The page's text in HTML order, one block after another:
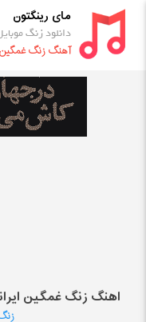
مای رینگتون
دانلود زنگ
آهنگ زنگ غمگین
اهنگ زنگ غمگین